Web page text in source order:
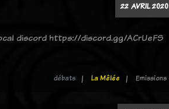
22 AVRIL 2020
discord https://discord.gg/ACrUeFS
débats La Mêlée Emissions